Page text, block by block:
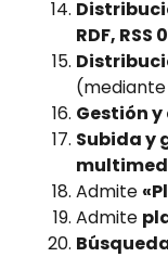
RDF, RSS
(mediante
Gestión
Subida y
Admite
Admite